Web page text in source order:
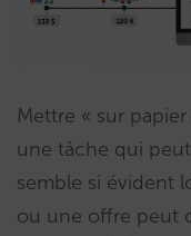
Mettre « sur
une tâche qui
semble si évident
ou une offre peut